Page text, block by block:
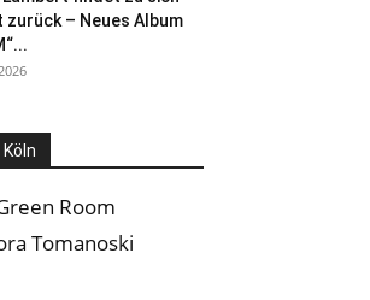
zurück – Neues Album
Room
Tomanoski